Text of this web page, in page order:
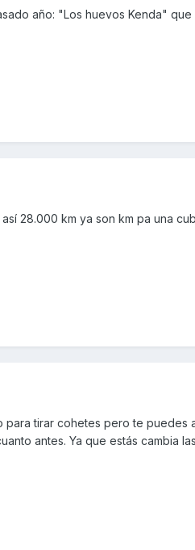
año: "Los huevos Kenda"
28.000 km ya son km pa una
para tirar cohetes pero te
antes. Ya que estás cambia